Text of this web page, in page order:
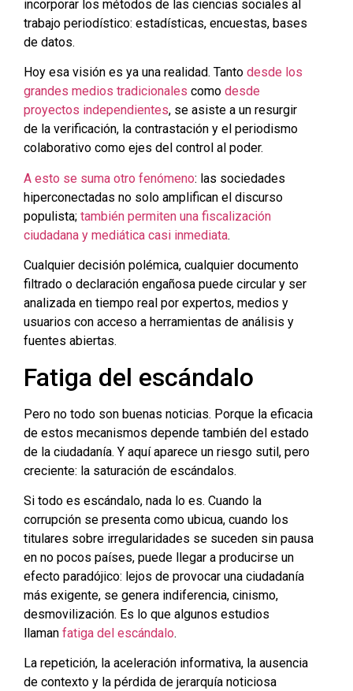
incorporar los métodos de las ciencias sociales al
trabajo periodístico: estadísticas, encuestas, bases
de datos.
Hoy esa visión es ya una realidad. Tanto desde los
grandes medios tradicionales como desde
proyectos independientes, se asiste a un resurgir
de la verificación, la contrastación y el periodismo
colaborativo como ejes del control al poder.
A esto se suma otro fenómeno: las sociedades
hiperconectadas no solo amplifican el discurso
populista; también permiten una fiscalización
ciudadana y mediática casi inmediata.
Cualquier decisión polémica, cualquier documento
filtrado o declaración engañosa puede circular y ser
analizada en tiempo real por expertos, medios y
usuarios con acceso a herramientas de análisis y
fuentes abiertas.
Fatiga del escándalo
Pero no todo son buenas noticias. Porque la eficacia
de estos mecanismos depende también del estado
de la ciudadanía. Y aquí aparece un riesgo sutil, pero
creciente: la saturación de escándalos.
Si todo es escándalo, nada lo es. Cuando la
corrupción se presenta como ubicua, cuando los
titulares sobre irregularidades se suceden sin pausa
en no pocos países, puede llegar a producirse un
efecto paradójico: lejos de provocar una ciudadanía
más exigente, se genera indiferencia, cinismo,
desmovilización. Es lo que algunos estudios
llaman fatiga del escándalo.
La repetición, la aceleración informativa, la ausencia
de contexto y la pérdida de jerarquía noticiosa